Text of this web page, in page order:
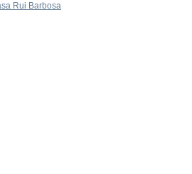
Rui Barbosa